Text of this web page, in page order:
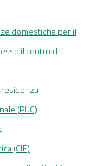
domestiche per il
il centro di
(PUC)
(CIE)